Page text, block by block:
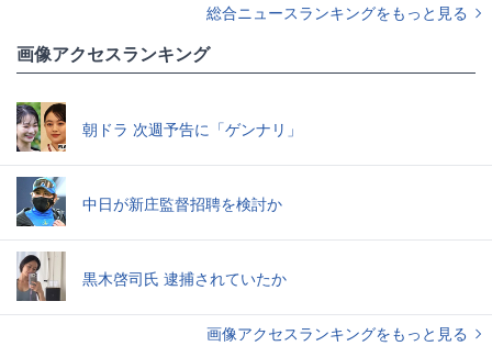
総合ニュースランキングをもっと見る
画像アクセスランキング
朝ドラ 次週予告に「ゲンナリ」
中日が新庄監督招聘を検討か
黒木啓司氏 逮捕されていたか
画像アクセスランキングをもっと見る